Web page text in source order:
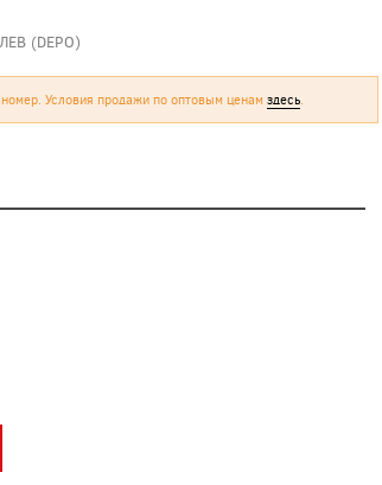
(DEPO)
Условия продажи по оптовым ценам здесь.